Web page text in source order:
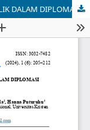
TERANG LAUDATO SI: PERAN GEREJA KATOLIK DALAM DIPLOMASI LINGKUNGAN